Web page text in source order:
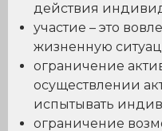
действия
участие – это
жизненную
ограничение
осуществлении
испытывать
ограничение